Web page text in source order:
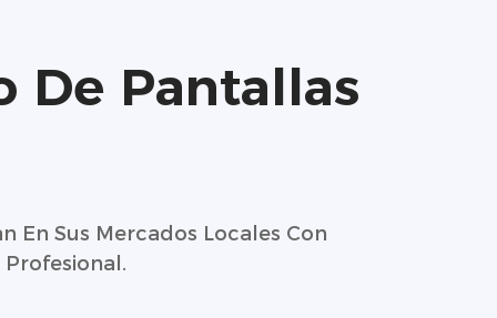
De Pantallas
En Sus Mercados Locales Con